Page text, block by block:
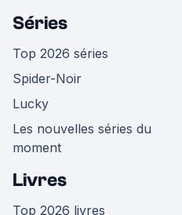
Séries
Top 2026 séries
Spider-Noir
Lucky
Les nouvelles séries du
moment
Livres
Top 2026 livres